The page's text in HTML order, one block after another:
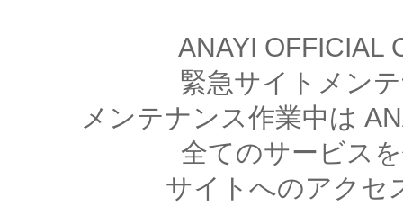
ANAYI OFFICIAL
緊急サイトメン
メンテナンス作業中は
全てのサービス
サイトへのアクセ